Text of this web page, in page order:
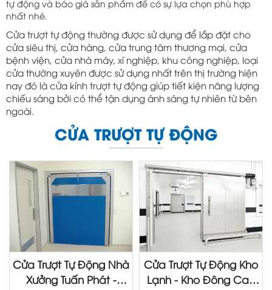
tự động và báo giá sản phẩm để có sự lựa chọn phù hợp
nhất nhé.
Cửa trượt tự động thường được sử dụng để lắp đặt cho
cửa siêu thị, cửa hàng, cửa trung tâm thương mại, cửa
bệnh viện, cửa nhà máy, xí nghiệp, khu công nghiệp, loại
cửa thường xuyên được sử dụng nhất trên thị trường hiện
nay đó là cửa kính trượt tự động giúp tiết kiện năng lượng
chiếu sáng bởi có thể tận dụng ánh sáng tự nhiên từ bên
ngoài.
CỬA TRƯỢT TỰ ĐỘNG
Cửa Trượt Tự Động Nhà
Xưởng Tuấn Phát -
Cửa Trượt Tự Động Kho
Lạnh - Kho Đông Cao